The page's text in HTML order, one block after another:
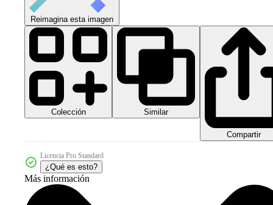
Reimagina esta imagen
Colección Similar
Compartir
Licencia Pro Standard
¿Qué es esto?
Más información